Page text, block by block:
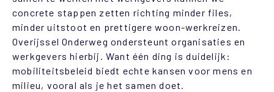
concrete stappen zetten richting minder files,
minder uitstoot en prettigere woon-werkreizen.
Overijssel Onderweg ondersteunt organisaties en
werkgevers hierbij. Want één ding is duidelijk:
mobiliteitsbeleid biedt echte kansen voor mens en
milieu, vooral als je het samen doet.